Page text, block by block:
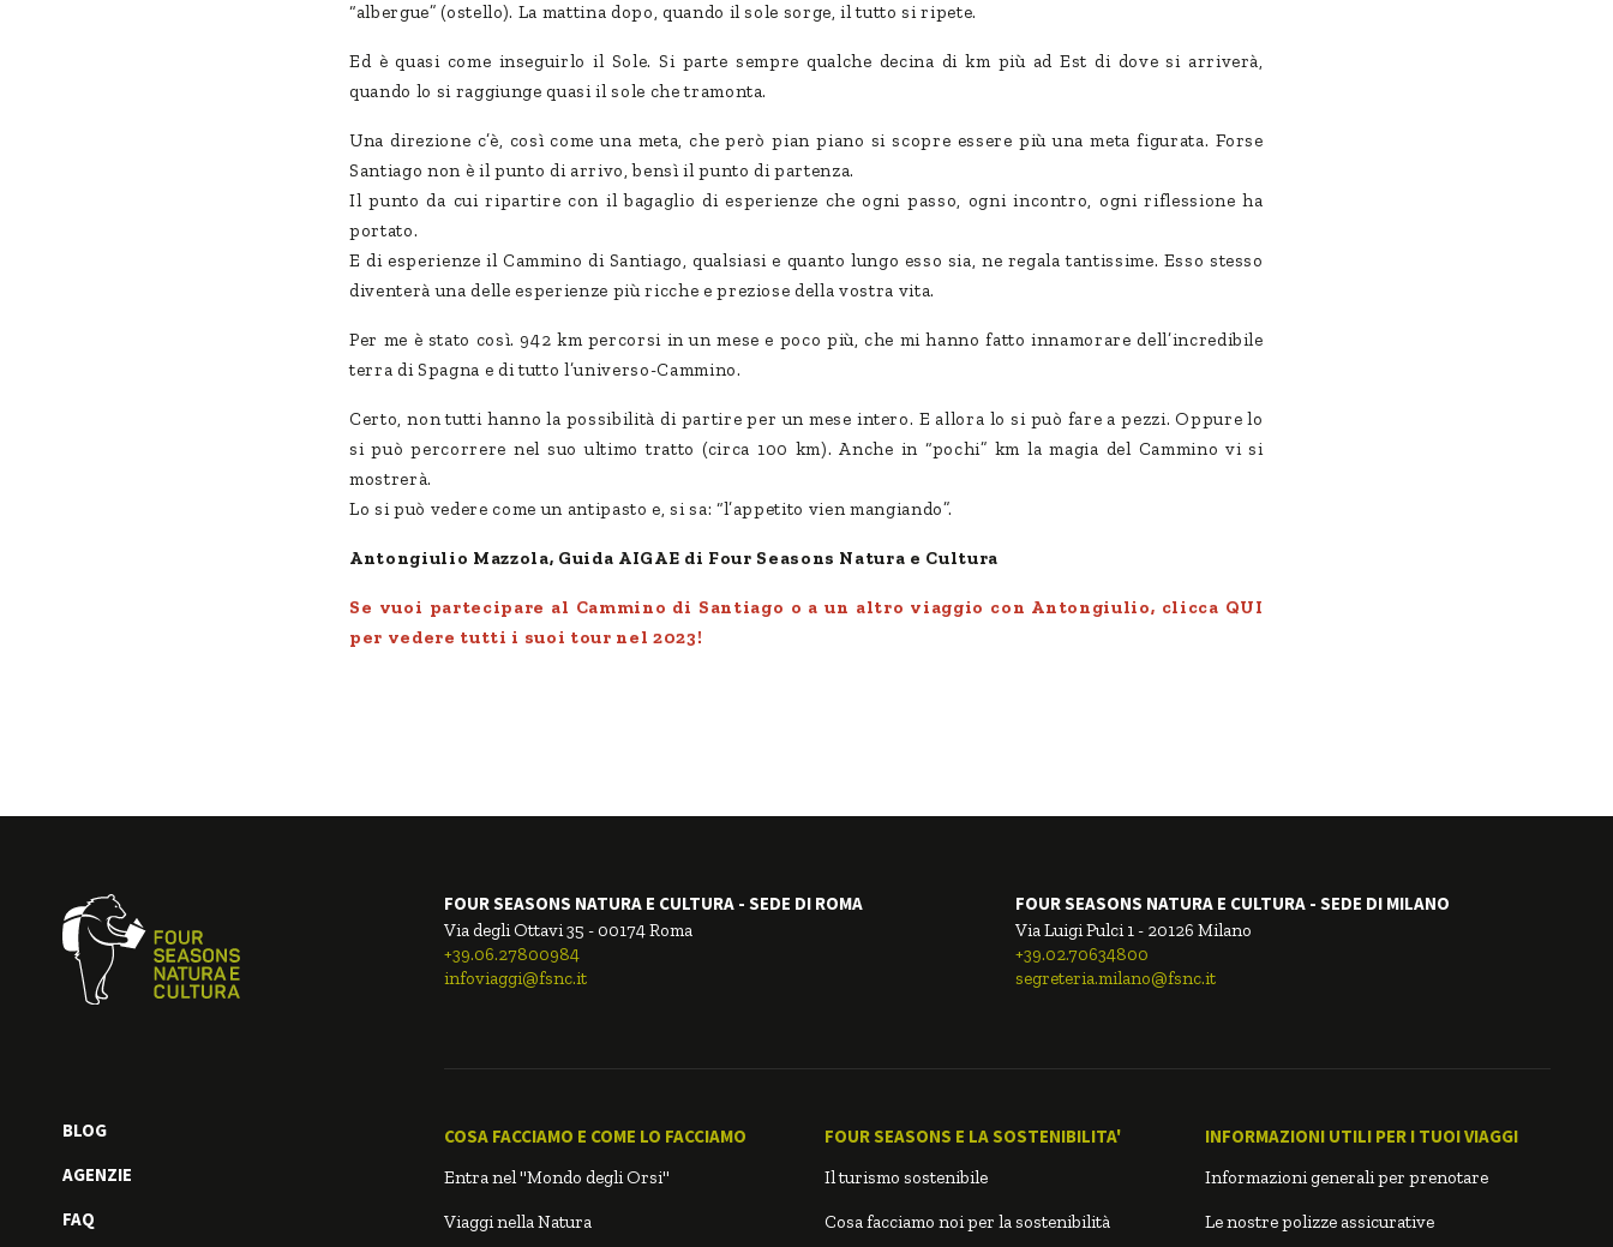
“albergue” (ostello). La mattina dopo, quando il sole sorge, il tutto si ripete.
Ed è quasi come inseguirlo il Sole. Si parte sempre qualche decina di km più ad Est di dove si arriverà,
quando lo si raggiunge quasi il sole che tramonta.
Una direzione c’è, così come una meta, che però pian piano si scopre essere più una meta figurata. Forse
Santiago non è il punto di arrivo, bensì il punto di partenza.
Il punto da cui ripartire con il bagaglio di esperienze che ogni passo, ogni incontro, ogni riflessione ha
portato.
E di esperienze il Cammino di Santiago, qualsiasi e quanto lungo esso sia, ne regala tantissime. Esso stesso
diventerà una delle esperienze più ricche e preziose della vostra vita.
Per me è stato così. 942 km percorsi in un mese e poco più, che mi hanno fatto innamorare dell’incredibile
terra di Spagna e di tutto l’universo-Cammino.
Certo, non tutti hanno la possibilità di partire per un mese intero. E allora lo si può fare a pezzi. Oppure lo
si può percorrere nel suo ultimo tratto (circa 100 km). Anche in “pochi” km la magia del Cammino vi si
mostrerà.
Lo si può vedere come un antipasto e, si sa: “l’appetito vien mangiando”.
Antongiulio Mazzola, Guida AIGAE di Four Seasons Natura e Cultura
Se vuoi partecipare al Cammino di Santiago o a un altro viaggio con Antongiulio, clicca QUI
per vedere tutti i suoi tour nel 2023!
FOUR SEASONS NATURA E CULTURA - SEDE DI ROMA
Via degli Ottavi 35 - 00174 Roma
+39.06.27800984
infoviaggi@fsnc.it
FOUR SEASONS NATURA E CULTURA - SEDE DI MILANO
Via Luigi Pulci 1 - 20126 Milano
+39.02.70634800
segreteria.milano@fsnc.it
COSA FACCIAMO E COME LO FACCIAMO
Entra nel "Mondo degli Orsi"
Viaggi nella Natura
FOUR SEASONS E LA SOSTENIBILITA'
Il turismo sostenibile
Cosa facciamo noi per la sostenibilità
INFORMAZIONI UTILI PER I TUOI VIAGGI
Informazioni generali per prenotare
Le nostre polizze assicurative
BLOG
AGENZIE
FAQ